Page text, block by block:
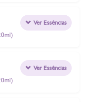
Ver Essências
Ver Essências